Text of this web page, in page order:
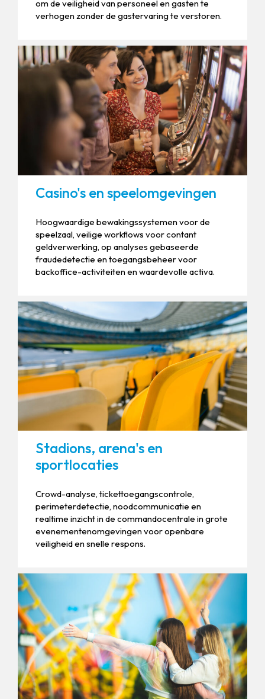
om de veiligheid van personeel en gasten te
verhogen zonder de gastervaring te verstoren.
Casino's en speelomgevingen
Hoogwaardige bewakingssystemen voor de
speelzaal, veilige workflows voor contant
geldverwerking, op analyses gebaseerde
fraudedetectie en toegangsbeheer voor
backoffice-activiteiten en waardevolle activa.
Stadions, arena's en
sportlocaties
Crowd-analyse, tickettoegangscontrole,
perimeterdetectie, noodcommunicatie en
realtime inzicht in de commandocentrale in grote
evenementenomgevingen voor openbare
veiligheid en snelle respons.